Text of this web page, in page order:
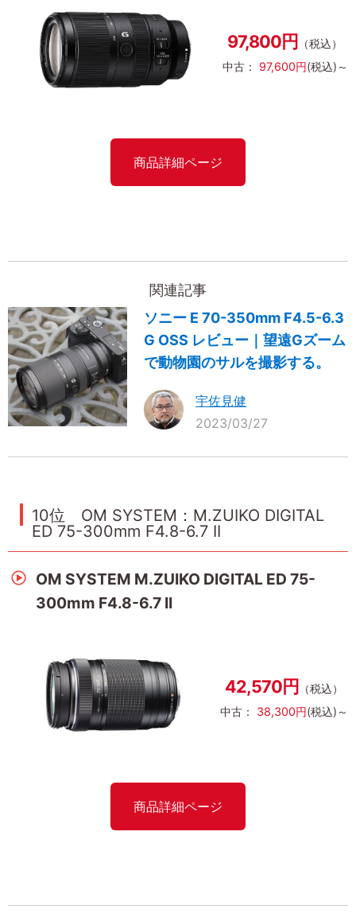
97,800円
（税込）
中古： 97,600円(税込)～
商品詳細ページ
関連記事
ソニー E 70-350mm F4.5-6.3
G OSS レビュー｜望遠Gズーム
で動物園のサルを撮影する。
宇佐見健
2023/03/27
10位 OM SYSTEM：M.ZUIKO DIGITAL
ED 75-300mm F4.8-6.7 II
OM SYSTEM M.ZUIKO DIGITAL ED 75-
300mm F4.8-6.7 II
42,570円 （税込）
中古： 38,300円(税込)～
商品詳細ページ